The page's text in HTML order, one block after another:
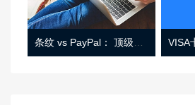
条纹 vs PayPal： 顶级功能， 定价 （和更多！